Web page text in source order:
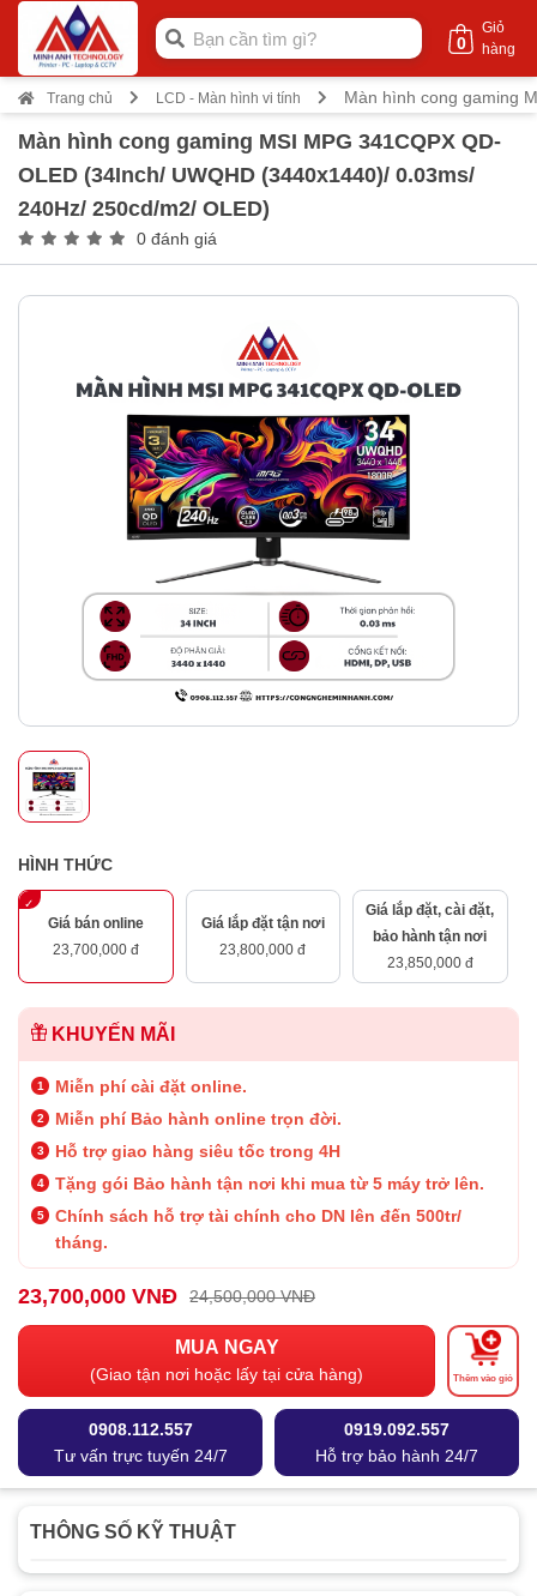
Giỏ
hàng
0
Trang chủ LCD - Màn hình vi tính Màn hình cong gaming
Màn hình cong gaming MSI MPG 341CQPX QD-
OLED (34Inch/ UWQHD (3440x1440)/ 0.03ms/
240Hz/ 250cd/m2/ OLED)
0 đánh giá
HÌNH THỨC
Giá bán online
23,700,000 đ
Giá lắp đặt tận nơi
23,800,000 đ
Giá lắp đặt, cài đặt,
bảo hành tận nơi
23,850,000 đ
KHUYẾN MÃI
Miễn phí cài đặt online.
Miễn phí Bảo hành online trọn đời.
Hỗ trợ giao hàng siêu tốc trong 4H
Tặng gói Bảo hành tận nơi khi mua từ 5 máy trở lên.
Chính sách hỗ trợ tài chính cho DN lên đến 500tr/
tháng.
23,700,000 VNĐ 24,500,000 VNĐ
MUA NGAY
(Giao tận nơi hoặc lấy tại cửa hàng) Thêm vào giỏ
0908.112.557
Tư vấn trực tuyến 24/7
0919.092.557
Hỗ trợ bảo hành 24/7
THÔNG SỐ KỸ THUẬT